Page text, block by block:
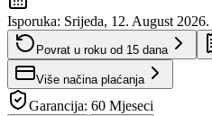
Isporuka: Srijeda, 12. August 2026.
Povrat u roku od 15 dana
Više načina plaćanja
Garancija: 60 Mjeseci